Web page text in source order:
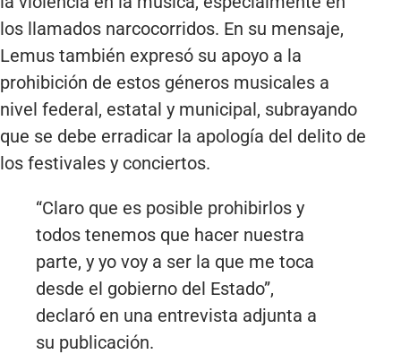
los llamados narcocorridos. En su mensaje,
Lemus también expresó su apoyo a la
prohibición de estos géneros musicales a
nivel federal, estatal y municipal, subrayando
que se debe erradicar la apología del delito de
los festivales y conciertos.
“Claro que es posible prohibirlos y
todos tenemos que hacer nuestra
parte, y yo voy a ser la que me toca
desde el gobierno del Estado”,
declaró en una entrevista adjunta a
su publicación.